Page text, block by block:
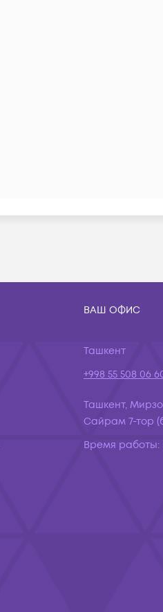
ВАШ ОФИС
Ташкент
+998 55 508 06
Ташкент,
Сайрам 7-тор
Время работы: